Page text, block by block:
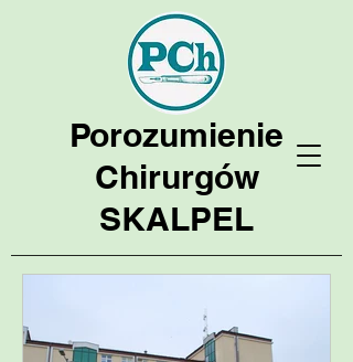
Porozumienie
Chirurgów
SKALPEL